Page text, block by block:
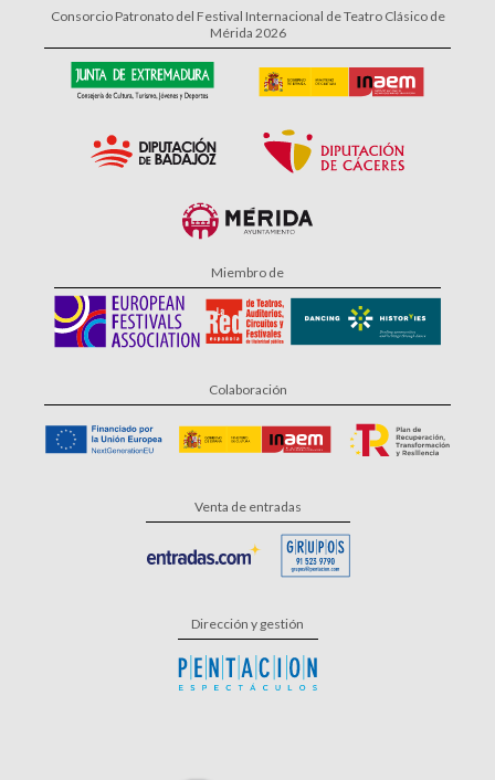
Consorcio Patronato del Festival Internacional de Teatro Clásico de
Mérida 2026
Miembro de
Colaboración
Venta de entradas
Dirección y gestión